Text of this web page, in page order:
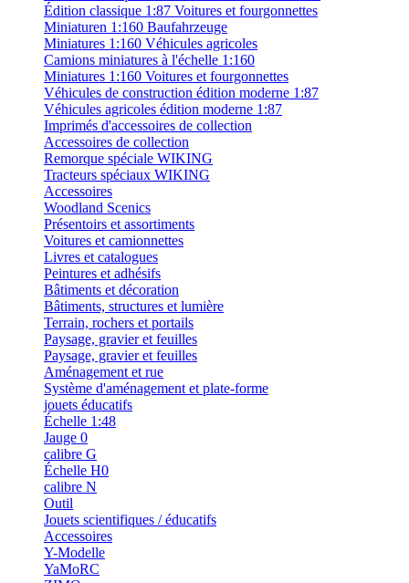
Édition classique 1:87 Voitures et fourgonnettes
Miniaturen 1:160 Baufahrzeuge
Miniatures 1:160 Véhicules agricoles
Camions miniatures à l'échelle 1:160
Miniatures 1:160 Voitures et fourgonnettes
Véhicules de construction édition moderne 1:87
Véhicules agricoles édition moderne 1:87
Imprimés d'accessoires de collection
Accessoires de collection
Remorque spéciale WIKING
Tracteurs spéciaux WIKING
Accessoires
Woodland Scenics
Présentoirs et assortiments
Voitures et camionnettes
Livres et catalogues
Peintures et adhésifs
Bâtiments et décoration
Bâtiments, structures et lumière
Terrain, rochers et portails
Paysage, gravier et feuilles
Paysage, gravier et feuilles
Aménagement et rue
Système d'aménagement et plate-forme
jouets éducatifs
Échelle 1:48
Jauge 0
calibre G
Échelle H0
calibre N
Outil
Jouets scientifiques / éducatifs
Accessoires
Y-Modelle
YaMoRC